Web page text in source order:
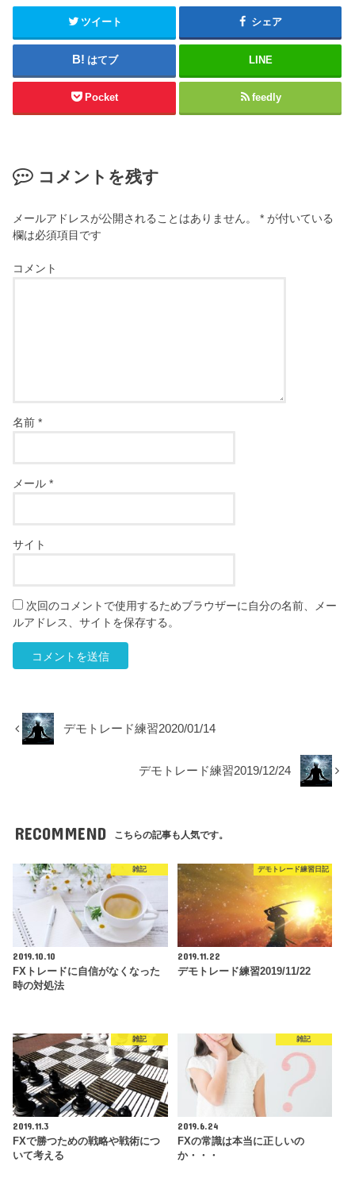
ツイート シェア
はてブ LINE
Pocket feedly
コメントを残す
メールアドレスが公開されることはありません。 * が付いている
欄は必須項目です
コメント
名前*
メール*
サイト
次回のコメントで使用するためブラウザーに自分の名前、メー
ルアドレス、サイトを保存する。
デモトレード練習2020/01/14
デモトレード練習2019/12/24
RECOMMEND こちらの記事も人気です。
雑記
2019.10.10
FXトレードに自信がなくなった
時の対処法
デモトレード練習日記
2019.11.22
デモトレード練習2019/11/22
雑記
2019.11.3
FXで勝つための戦略や戦術につ
いて考える
雑記
2019.6.24
FXの常識は本当に正しいの
か・・・